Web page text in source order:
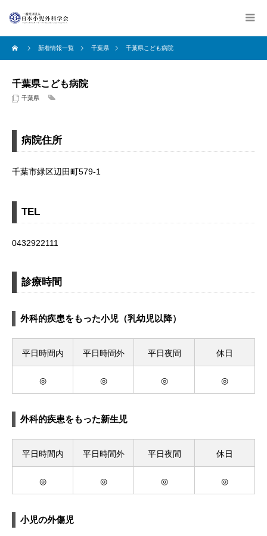
新着情報一覧 千葉県 千葉県こども病院
千葉県こども病院
千葉県
病院住所
千葉市緑区辺田町579-1
TEL
0432922111
診療時間
外科的疾患をもった小児（乳幼児以降）
平日時間内 平日時間外 平日夜間 休日
◎ ◎ ◎ ◎
外科的疾患をもった新生児
平日時間内 平日時間外 平日夜間 休日
◎ ◎ ◎ ◎
小児の外傷児